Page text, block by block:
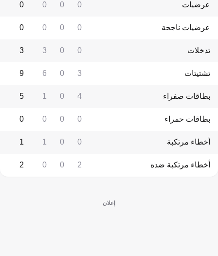
عرضيات 0
0
0
0
عرضيات ناجحة 0
0
0
0
تدخلات 0
0
3
3
تشتيتات 3
0
6
9
بطاقات صفراء 4
0
1
5
بطاقات حمراء 0
0
0
0
أخطاء مرتكبة 0
0
1
1
أخطاء مرتكبة ضده 2
0
0
2
إعلان